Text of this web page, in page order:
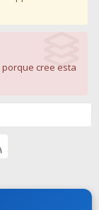
cree esta